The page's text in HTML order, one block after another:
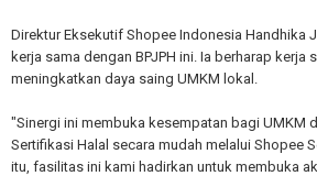
Direktur Eksekutif Shopee Indonesia Handhika
kerja sama dengan BPJPH ini. Ia berharap kerja
meningkatkan daya saing UMKM lokal.
"Sinergi ini membuka kesempatan bagi UMKM
Sertifikasi Halal secara mudah melalui Shopee
itu, fasilitas ini kami hadirkan untuk membuka